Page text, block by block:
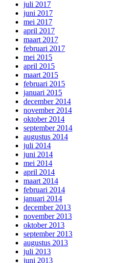
juli 2017
juni 2017
mei 2017
april 2017
maart 2017
februari 2017
mei 2015
april 2015
maart 2015
februari 2015
januari 2015
december 2014
november 2014
oktober 2014
september 2014
augustus 2014
juli 2014
juni 2014
mei 2014
april 2014
maart 2014
februari 2014
januari 2014
december 2013
november 2013
oktober 2013
september 2013
augustus 2013
juli 2013
juni 2013